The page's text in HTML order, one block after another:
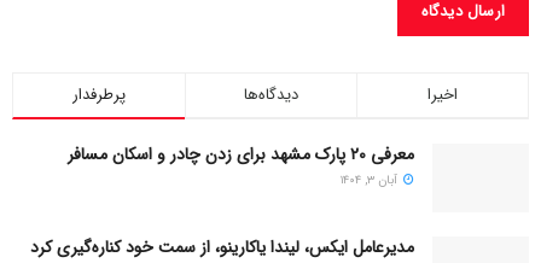
پرطرفدار دیدگاه‌ها اخیرا
معرفی ۲۰ پارک مشهد برای زدن چادر و اسکان مسافر
آبان ۳, ۱۴۰۴
مدیرعامل ایکس، لیندا یاکارینو، از سمت خود کناره‌گیری کرد